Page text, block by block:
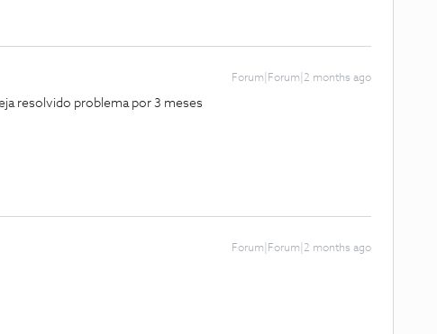
Forum|Forum|2 months ago
resolvido problema por 3 meses
Forum|Forum|2 months ago